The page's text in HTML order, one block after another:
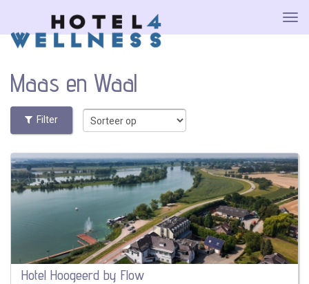
Maas en Waal
Filter
Hotel Hoogeerd by Flow